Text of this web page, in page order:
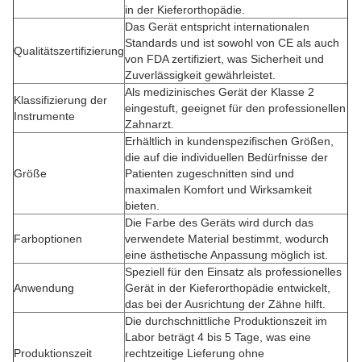
in der Kieferorthopädie.
Qualitätszertifizierung
Das Gerät entspricht internationalen
Standards und ist sowohl von CE als auch
von FDA zertifiziert, was Sicherheit und
Zuverlässigkeit gewährleistet.
Klassifizierung der
Instrumente
Als medizinisches Gerät der Klasse 2
eingestuft, geeignet für den professionellen
Zahnarzt.
Größe
Erhältlich in kundenspezifischen Größen,
die auf die individuellen Bedürfnisse der
Patienten zugeschnitten sind und
maximalen Komfort und Wirksamkeit
bieten.
Farboptionen
Die Farbe des Geräts wird durch das
verwendete Material bestimmt, wodurch
eine ästhetische Anpassung möglich ist.
Anwendung
Speziell für den Einsatz als professionelles
Gerät in der Kieferorthopädie entwickelt,
das bei der Ausrichtung der Zähne hilft.
Produktionszeit
Die durchschnittliche Produktionszeit im
Labor beträgt 4 bis 5 Tage, was eine
rechtzeitige Lieferung ohne